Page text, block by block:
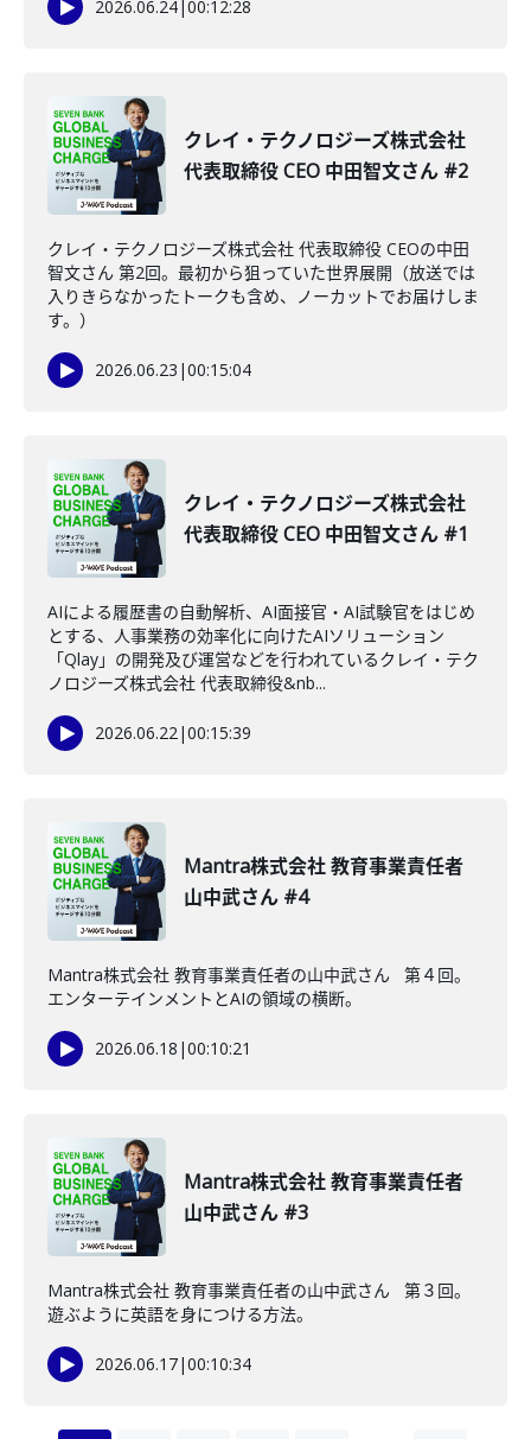
2026.06.24|00:12:28
クレイ・テクノロジーズ株式会社
代表取締役 CEO 中田智文さん #2
クレイ・テクノロジーズ株式会社 代表取締役 CEOの中田
智文さん 第2回。最初から狙っていた世界展開（放送では
入りきらなかったトークも含め、ノーカットでお届けしま
す。）
2026.06.23 |00:15:04
クレイ・テクノロジーズ株式会社
代表取締役 CEO 中田智文さん #1
AIによる履歴書の自動解析、AI面接官・AI試験官をはじめ
とする、人事業務の効率化に向けたAIソリューション
「Qlay」の開発及び運営などを行われているクレイ・テク
ノロジーズ株式会社 代表取締役&nb...
2026.06.22|00:15:39
Mantra株式会社 教育事業責任者
山中武さん #4
Mantra株式会社 教育事業責任者の山中武さん 第４回。
エンターテインメントとAIの領域の横断。
2026.06.18 |00:10:21
Mantra株式会社 教育事業責任者
山中武さん #3
Mantra株式会社 教育事業責任者の山中武さん 第３回。
遊ぶように英語を身につける方法。
2026.06.17|00:10:34